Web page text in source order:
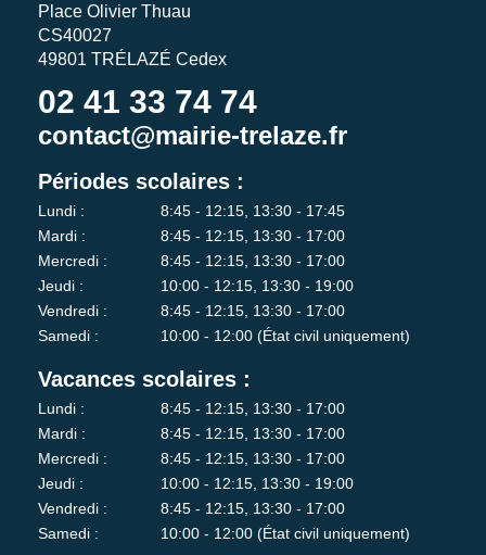
Place Olivier Thuau
CS40027
49801 TRÉLAZÉ Cedex
02 41 33 74 74
contact@mairie-trelaze.fr
Périodes scolaires :
Lundi :
8:45 - 12:15, 13:30 - 17:45
Mardi :
8:45 - 12:15, 13:30 - 17:00
Mercredi :
8:45 - 12:15, 13:30 - 17:00
Jeudi :
10:00 - 12:15, 13:30 - 19:00
Vendredi :
8:45 - 12:15, 13:30 - 17:00
Samedi :
10:00 - 12:00 (État civil uniquement)
Vacances scolaires :
Lundi :
8:45 - 12:15, 13:30 - 17:00
Mardi :
8:45 - 12:15, 13:30 - 17:00
Mercredi :
8:45 - 12:15, 13:30 - 17:00
Jeudi :
10:00 - 12:15, 13:30 - 19:00
Vendredi :
8:45 - 12:15, 13:30 - 17:00
Samedi :
10:00 - 12:00 (État civil uniquement)